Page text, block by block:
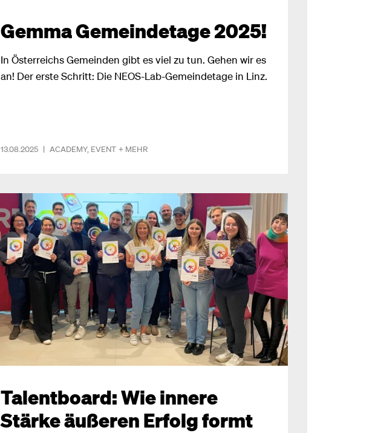
Gemma Gemeindetage 2025!
In Österreichs Gemeinden gibt es viel zu tun. Gehen wir es
an! Der erste Schritt: Die NEOS-Lab-Gemeindetage in Linz.
13.08.2025 | ACADEMY, EVENT + MEHR
Talentboard: Wie innere
Stärke äußeren Erfolg formt